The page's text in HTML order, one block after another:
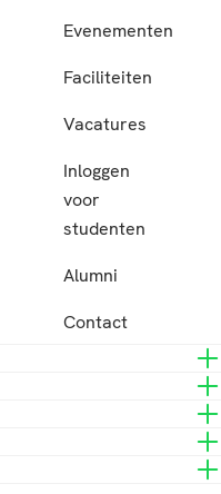
Evenementen
Faciliteiten
Vacatures
Inloggen
voor
studenten
Alumni
Contact